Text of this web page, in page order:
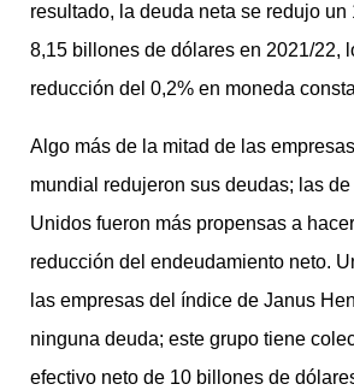
resultado, la deuda neta se redujo un
8,15 billones de dólares en 2021/22,
reducción del 0,2% en moneda
Algo más de la mitad de las
mundial redujeron sus deudas; las
Unidos fueron más propensas a
reducción del endeudamiento neto.
las empresas del índice de Janus
ninguna deuda; este grupo tiene
efectivo neto de 10 billones de